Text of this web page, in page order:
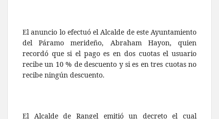
El anuncio lo efectuó el Alcalde de este Ayuntamiento
del Páramo merideño, Abraham Hayon, quien
recordó que si el pago es en dos cuotas el usuario
recibe un 10 % de descuento y si es en tres cuotas no
recibe ningún descuento.
El Alcalde de Rangel emitió un decreto el cual